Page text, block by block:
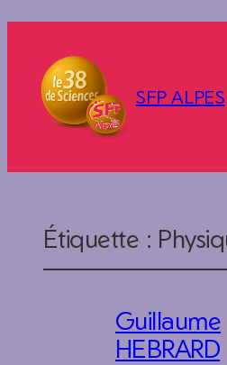
SFP ALPES
Étiquette :
Guillaume
HEBRARD